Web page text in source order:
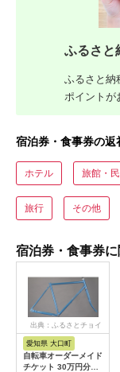
ふるさと
ふるさと納
ポイントが
宿泊券・食事券の返
ホテル 旅館・
旅行 その他
宿泊券・食事券
出典：ふるさとチョイ
愛知県 大口町
自転車オーダーメイド
チケット 30万円分